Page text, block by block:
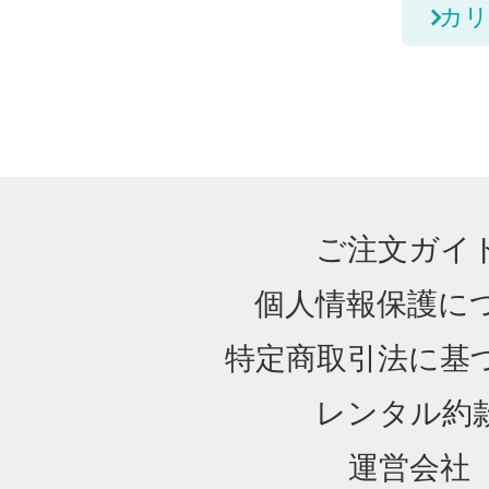
カ
ご注文ガイ
個人情報保護に
特定商取引法に基
レンタル約
運営会社